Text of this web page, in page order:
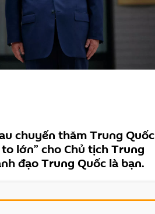
chuyến thăm Trung Quốc
lớn” cho Chủ tịch Trung
đạo Trung Quốc là bạn.